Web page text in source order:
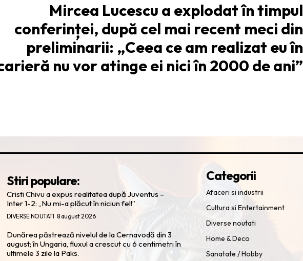
Mircea Lucescu a explodat în timpul
conferinței, după cel mai recent meci din
preliminarii: „Ceea ce am realizat eu în
nu vor atinge ei nici în 2000 de ani”
Stiri populare:
Cristi Chivu a expus realitatea după Juventus –
Inter 1-2: „Nu mi-a plăcut în niciun fel!”
DIVERSE NOUTATI 8 august 2026
Dunărea păstrează nivelul de la Cernavodă din 3
august; în Ungaria, fluxul a crescut cu 6 centimetri în
ultimele 3 zile la Paks.
Categorii
Afaceri si industrii
Cultura si Entertainment
Diverse noutati
Home & Deco
Sanatate / Hobby